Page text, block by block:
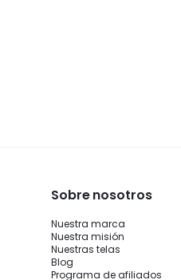
Sobre nosotros
Nuestra marca
Nuestra misión
Nuestras telas
Blog
Programa de afiliados